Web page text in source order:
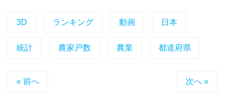
3D ランキング 動画 日本
統計 農家戸数 農業 都道府県
« 前へ 次へ »